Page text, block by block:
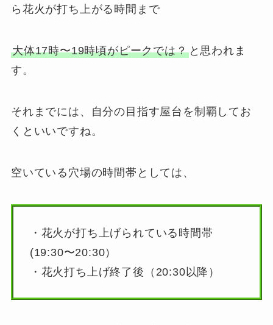
ら花火が打ち上がる時間まで
大体17時〜19時頃がピークでは？と思われま
す。
それまでには、自分の目指す屋台を制覇してお
くといいですね。
空いている穴場の時間帯としては、
・花火が打ち上げられている時間帯
(19:30〜20:30）
・花火打ち上げ終了後（20:30以降）